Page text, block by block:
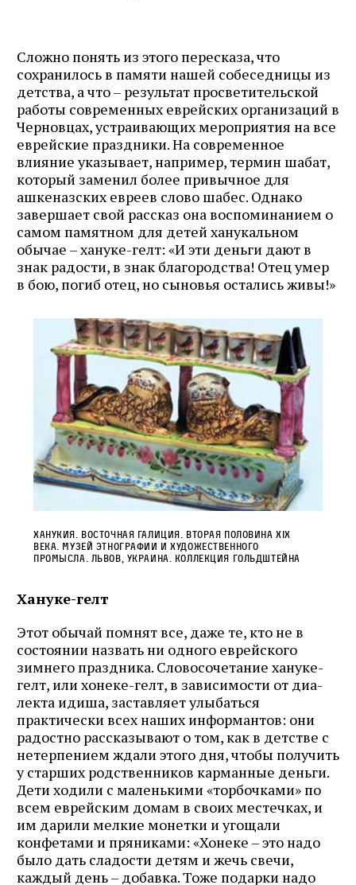
Сложно понять из этого пересказа, что
сохранилось в памяти нашей собеседницы из
детства, а что – результат просветительской
работы современных еврейских организаций в
Черновцах, устраивающих мероприятия на все
еврейские праздники. На современное
влияние указывает, например, термин шабат,
который заменил более привычное для
ашкеназских евреев слово шабес. Однако
завершает свой рассказ она воспоминанием о
самом памятном для детей ханукальном
обычае – хануке-гелт: «И эти деньги дают в
знак радости, в знак благородства! Отец умер
в бою, погиб отец, но сыновья остались живы!»
Ханукия. Восточная Галиция. Вторая половина XIX
века. Музей этнографии и художественного
промысла. Львов, Украина. Коллекция Гольдштейна
Хануке-гелт
Этот обычай помнят все, даже те, кто не в
состоянии назвать ни одного еврейского
зимнего праздника. Словосочетание хануке-
гелт, или хонеке-гелт, в зависимости от диа­
лекта идиша, заставляет улыбаться
практически всех наших информантов: они
радостно рассказывают о том, как в детстве с
нетерпением ждали этого дня, чтобы получить
у старших родственников карманные деньги.
Дети ходили с маленькими «торбочками» по
всем еврейским домам в своих местечках, и
им дарили мелкие монетки и угощали
конфетами и пряниками: «Хонеке – это надо
было дать сладости детям и жечь свечи,
каждый день – добавка. Тоже подарки надо